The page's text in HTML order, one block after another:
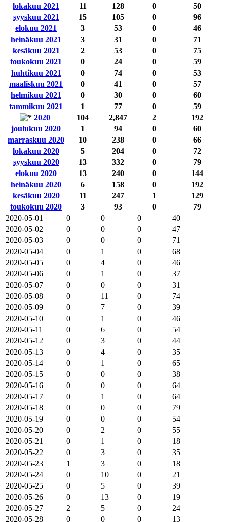
lokakuu 2021
11 128 0
50
syyskuu 2021
15 105 0
96
elokuu 2021
3 53 0
46
heinäkuu 2021
3 31 0
71
kesäkuu 2021
2 53 0
75
toukokuu 2021
0 24 0
59
huhtikuu 2021
0 74 0
53
maaliskuu 2021
0 41 0
57
helmikuu 2021
0 30 0
60
tammikuu 2021
1 77 0
59
2020
104 2,847 2
192
joulukuu 2020
1 94 0
60
marraskuu 2020
10 238 0
66
lokakuu 2020
5 204 0
72
syyskuu 2020
13 332 0
79
elokuu 2020
13 240 0
144
heinäkuu 2020
6 158 0
192
kesäkuu 2020
11 247 1
129
toukokuu 2020
3 93 0
79
2020-05-01
0 0 0
40
2020-05-02
0 0 0
47
2020-05-03
0 0 0
71
2020-05-04
0 1 0
68
2020-05-05
0 4 0
46
2020-05-06
0 1 0
37
2020-05-07
0 0 0
31
2020-05-08
0 11 0
74
2020-05-09
0 7 0
39
2020-05-10
0 1 0
46
2020-05-11
0 6 0
54
2020-05-12
0 3 0
44
2020-05-13
0 4 0
35
2020-05-14
0 1 0
65
2020-05-15
0 0 0
38
2020-05-16
0 0 0
64
2020-05-17
0 1 0
64
2020-05-18
0 0 0
79
2020-05-19
0 0 0
54
2020-05-20
0 2 0
55
2020-05-21
0 1 0
18
2020-05-22
0 3 0
35
2020-05-23
1 3 0
18
2020-05-24
0 10 0
21
2020-05-25
0 5 0
39
2020-05-26
0 13 0
19
2020-05-27
2 5 0
24
2020-05-28
0 0 0 13